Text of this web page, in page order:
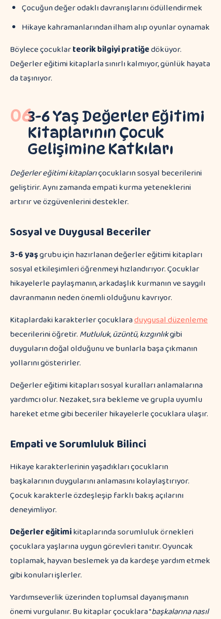
Çocuğun değer odaklı davranışlarını ödüllendirmek
Hikaye kahramanlarından ilham alıp oyunlar oynamak
Böylece çocuklarteorik bilgiyi pratiğedöküyor.
Değerler eğitimi kitaplarla sınırlı kalmıyor, günlük hayata
da taşınıyor.
063-6 Yaş Değerler Eğitimi
Kitaplarının Çocuk
Gelişimine Katkıları
Değerler eğitimi kitaplarıçocukların sosyal becerilerini
geliştirir. Aynı zamanda empati kurma yeteneklerini
artırır ve özgüvenlerini destekler.
Sosyal ve Duygusal Beceriler
3-6 yaşgrubu için hazırlanan değerler eğitimi kitapları
sosyal etkileşimleri öğrenmeyi hızlandırıyor. Çocuklar
hikayelerle paylaşmanın, arkadaşlık kurmanın ve saygılı
davranmanın neden önemli olduğunu kavrıyor.
Kitaplardaki karakterler çocuklaraduygusal düzenleme
becerilerini öğretir.Mutluluk, üzüntü, kızgınlıkgibi
duyguların doğal olduğunu ve bunlarla başa çıkmanın
yollarını gösterirler.
Değerler eğitimi kitapları sosyal kuralları anlamalarına
yardımcı olur. Nezaket, sıra bekleme ve grupla uyumlu
hareket etme gibi beceriler hikayelerle çocuklara ulaşır.
Empati ve Sorumluluk Bilinci
Hikaye karakterlerinin yaşadıkları çocukların
başkalarının duygularını anlamasını kolaylaştırıyor.
Çocuk karakterle özdeşleşip farklı bakış açılarını
deneyimliyor.
Değerler eğitimikitaplarında sorumluluk örnekleri
çocuklara yaşlarına uygun görevleri tanıtır. Oyuncak
toplamak, hayvan beslemek ya da kardeşe yardım etmek
gibi konuları işlerler.
Yardımseverlik üzerinden toplumsal dayanışmanın
önemi vurgulanır. Bu kitaplar çocuklara "başkalarına nasıl